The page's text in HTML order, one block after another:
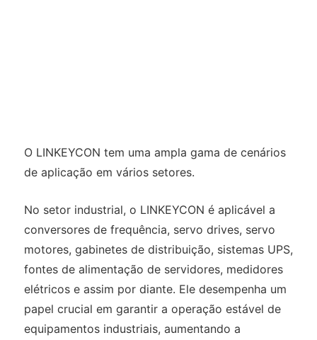
O LINKEYCON tem uma ampla gama de cenários
de aplicação em vários setores.
No setor industrial, o LINKEYCON é aplicável a
conversores de frequência, servo drives, servo
motores, gabinetes de distribuição, sistemas UPS,
fontes de alimentação de servidores, medidores
elétricos e assim por diante. Ele desempenha um
papel crucial em garantir a operação estável de
equipamentos industriais, aumentando a